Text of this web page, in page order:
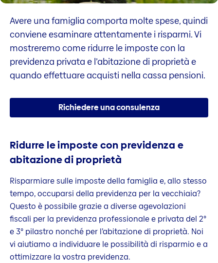
Avere una famiglia comporta molte spese, quindi
conviene esaminare attentamente i risparmi. Vi
mostreremo come ridurre le imposte con la
previdenza privata e l’abitazione di proprietà e
quando effettuare acquisti nella cassa pensioni.
Richiedere una consulenza
Ridurre le imposte con previdenza e
abitazione di proprietà
Risparmiare sulle imposte della famiglia e, allo stesso
tempo, occuparsi della previdenza per la vecchiaia?
Questo è possibile grazie a diverse agevolazioni
fiscali per la previdenza professionale e privata del 2°
e 3° pilastro nonché per l’abitazione di proprietà. Noi
vi aiutiamo a individuare le possibilità di risparmio e a
ottimizzare la vostra previdenza.